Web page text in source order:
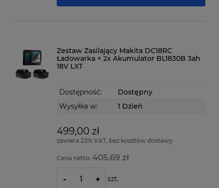
Zestaw Zasilający Makita DC18RC
Ładowarka + 2x Akumulator BL1830B 3ah
18V LXT
Dostępność:
Dostępny
Wysyłka w:
1 Dzień
499,00 zł
zawiera 23% VAT, bez kosztów dostawy
Cena netto:405,69 zł
- + szt.